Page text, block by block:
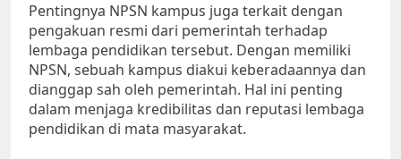
Pentingnya NPSN kampus juga terkait dengan
pengakuan resmi dari pemerintah terhadap
lembaga pendidikan tersebut. Dengan memiliki
NPSN, sebuah kampus diakui keberadaannya dan
dianggap sah oleh pemerintah. Hal ini penting
dalam menjaga kredibilitas dan reputasi lembaga
pendidikan di mata masyarakat.